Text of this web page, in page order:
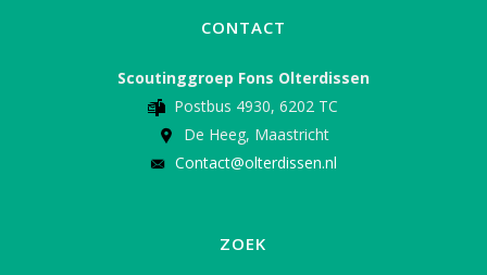
CONTACT
Scoutinggroep Fons Olterdissen
Postbus 4930, 6202 TC
De Heeg, Maastricht
Contact@olterdissen.nl
ZOEK